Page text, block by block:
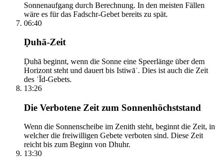
Sonnenaufgang durch Berechnung. In den meisten Fällen
wäre es für das Fadschr-Gebet bereits zu spät.
06:40
Ḍuhā-Zeit
Ḍuhā beginnt, wenn die Sonne eine Speerlänge über dem
Horizont steht und dauert bis Istiwāʾ. Dies ist auch die Zeit
des ʿĪd-Gebets.
13:26
Die Verbotene Zeit zum Sonnenhöchststand
Wenn die Sonnenscheibe im Zenith steht, beginnt die Zeit, in
welcher die freiwilligen Gebete verboten sind. Diese Zeit
reicht bis zum Beginn von Dhuhr.
13:30